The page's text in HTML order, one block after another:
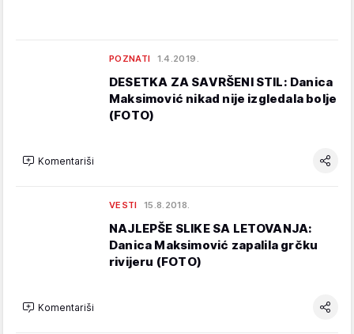
POZNATI 1.4.2019.
DESETKA ZA SAVRŠENI STIL: Danica
Maksimović nikad nije izgledala bolje
(FOTO)
Komentariši
VESTI 15.8.2018.
NAJLEPŠE SLIKE SA LETOVANJA:
Danica Maksimović zapalila grčku
rivijeru (FOTO)
Komentariši